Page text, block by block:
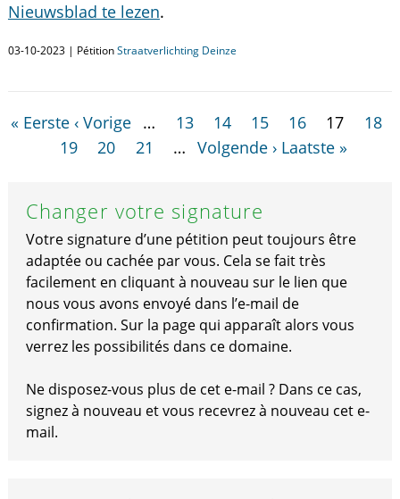
Nieuwsblad te lezen.
03-10-2023 | PétitionStraatverlichting Deinze
« Eerste ‹ Vorige … 13 14 15 16 17
18
19
20 21 … Volgende › Laatste »
Changer votre signature
Votre signature d’une pétition peut toujours être
adaptée ou cachée par vous. Cela se fait très
facilement en cliquant à nouveau sur le lien que
nous vous avons envoyé dans l’e-mail de
confirmation. Sur la page qui apparaît alors vous
verrez les possibilités dans ce domaine.
Ne disposez-vous plus de cet e-mail ? Dans ce cas,
signez à nouveau et vous recevrez à nouveau cet e-
mail.